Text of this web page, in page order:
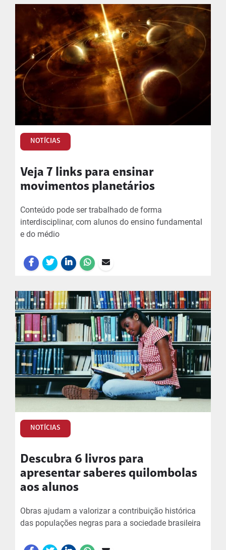
NOTÍCIAS
Veja 7 links para ensinar
movimentos planetários
Conteúdo pode ser trabalhado de forma
interdisciplinar, com alunos do ensino fundamental
e do médio
NOTÍCIAS
Descubra 6 livros para
apresentar saberes quilombolas
aos alunos
Obras ajudam a valorizar a contribuição histórica
das populações negras para a sociedade brasileira